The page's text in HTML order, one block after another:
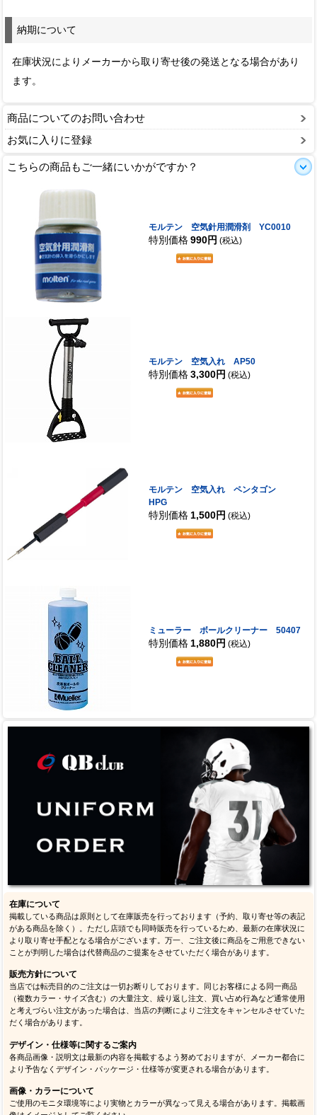
納期について
在庫状況によりメーカーから取り寄せ後の発送となる場合があり
ます。
商品についてのお問い合わせ
お気に入りに登録
こちらの商品もご一緒にいかがですか？
モルテン 空気針用潤滑剤 YC0010
特別価格 990円 (税込)
モルテン 空気入れ AP50
特別価格 3,300円 (税込)
モルテン 空気入れ ペンタゴン
HPG
特別価格 1,500円 (税込)
ミューラー ボールクリーナー 50407
特別価格 1,880円 (税込)
在庫について
掲載している商品は原則として在庫販売を行っております（予約、取り寄せ等の表記
がある商品を除く）。ただし店頭でも同時販売を行っているため、最新の在庫状況に
より取り寄せ手配となる場合がございます。万一、ご注文後に商品をご用意できない
ことが判明した場合は代替商品のご提案をさせていただく場合があります。
販売方針について
当店では転売目的のご注文は一切お断りしております。同じお客様による同一商品
（複数カラー・サイズ含む）の大量注文、繰り返し注文、買い占め行為など通常使用
と考えづらい注文があった場合は、当店の判断によりご注文をキャンセルさせていた
だく場合があります。
デザイン・仕様等に関するご案内
各商品画像・説明文は最新の内容を掲載するよう努めておりますが、メーカー都合に
より予告なくデザイン・パッケージ・仕様等が変更される場合があります。
画像・カラーについて
ご使用のモニタ環境等により実物とカラーが異なって見える場合があります。掲載画